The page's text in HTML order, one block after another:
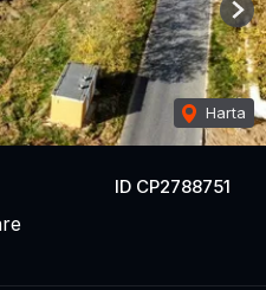
ID CP2788751
Harta